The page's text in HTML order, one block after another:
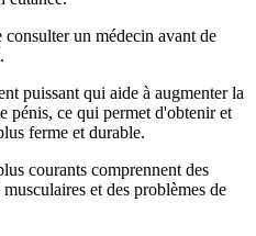
un médecin avant de
puissant qui aide à augmenter la
pénis, ce qui permet d'obtenir et
ferme et durable.
courants comprennent des
et des problèmes de